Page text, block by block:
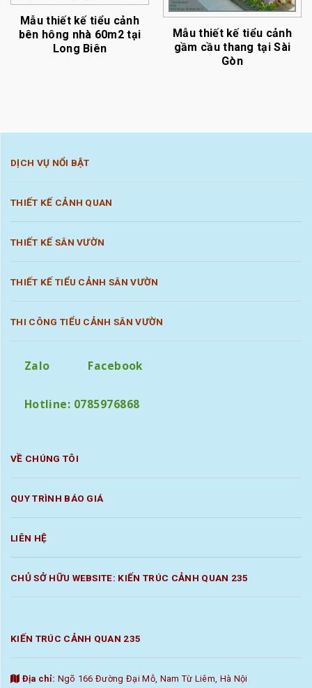
Mẫu thiết kế tiểu cảnh
bên hông nhà 60m2 tại
Long Biên
Mẫu thiết kế tiểu cảnh
gầm cầu thang tại Sài
Gòn
DỊCH VỤ NỔI BẬT
THIẾT KẾ CẢNH QUAN
THIẾT KẾ SÂN VƯỜN
THIẾT KẾ TIỂU CẢNH SÂN VƯỜN
THI CÔNG TIỂU CẢNH SÂN VƯỜN
Zalo Facebook
Hotline: 0785976868
VỀ CHÚNG TÔI
QUY TRÌNH BÁO GIÁ
LIÊN HỆ
CHỦ SỞ HỮU WEBSITE: KIẾN TRÚC CẢNH QUAN 235
KIẾN TRÚC CẢNH QUAN 235
Địa chỉ: Ngõ 166 Đường Đại Mỗ, Nam Từ Liêm, Hà Nội